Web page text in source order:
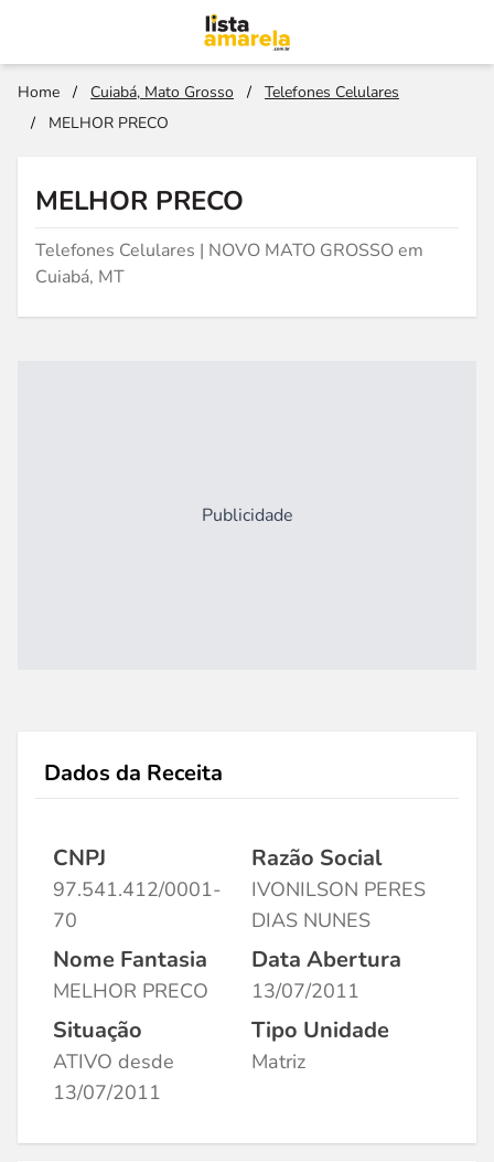
Home / Cuiabá, Mato Grosso /
Telefones Celulares
/
MELHOR PRECO
MELHOR PRECO
Telefones Celulares | NOVO MATO GROSSO em
Cuiabá, MT
Publicidade
Dados da Receita
CNPJ
97.541.412/0001-
70
Razão Social
IVONILSON PERES
DIAS NUNES
Nome Fantasia
MELHOR PRECO
Data Abertura
13/07/2011
Situação
ATIVO desde
13/07/2011
Tipo Unidade
Matriz